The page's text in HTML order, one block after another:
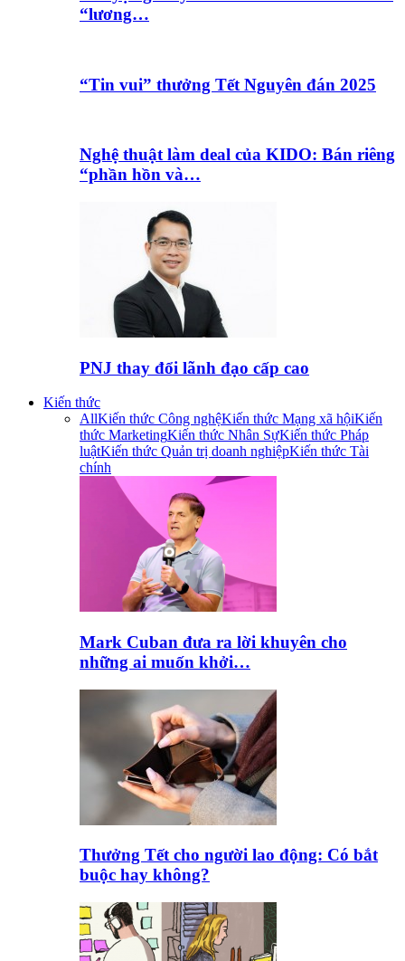
“lương…
“Tin vui” thưởng Tết Nguyên đán 2025
Nghệ thuật làm deal của KIDO: Bán riêng
“phần hồn và…
PNJ thay đổi lãnh đạo cấp cao
Kiến thức
AllKiến thức Công nghệKiến thức Mạng xã hộiKiến
thức MarketingKiến thức Nhân SựKiến thức Pháp
luậtKiến thức Quản trị doanh nghiệpKiến thức Tài
chính
Mark Cuban đưa ra lời khuyên cho
những ai muốn khởi…
Thưởng Tết cho người lao động: Có bắt
buộc hay không?